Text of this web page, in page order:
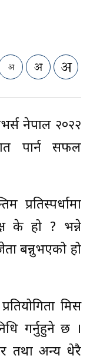
नेपाल २०२२
पार्न सफल
प्रतिस्पर्धामा
के हो ? भन्ने
बन्नुभएको हो
मिस
गर्नुहुने छ ।
तथा अन्य धेरै